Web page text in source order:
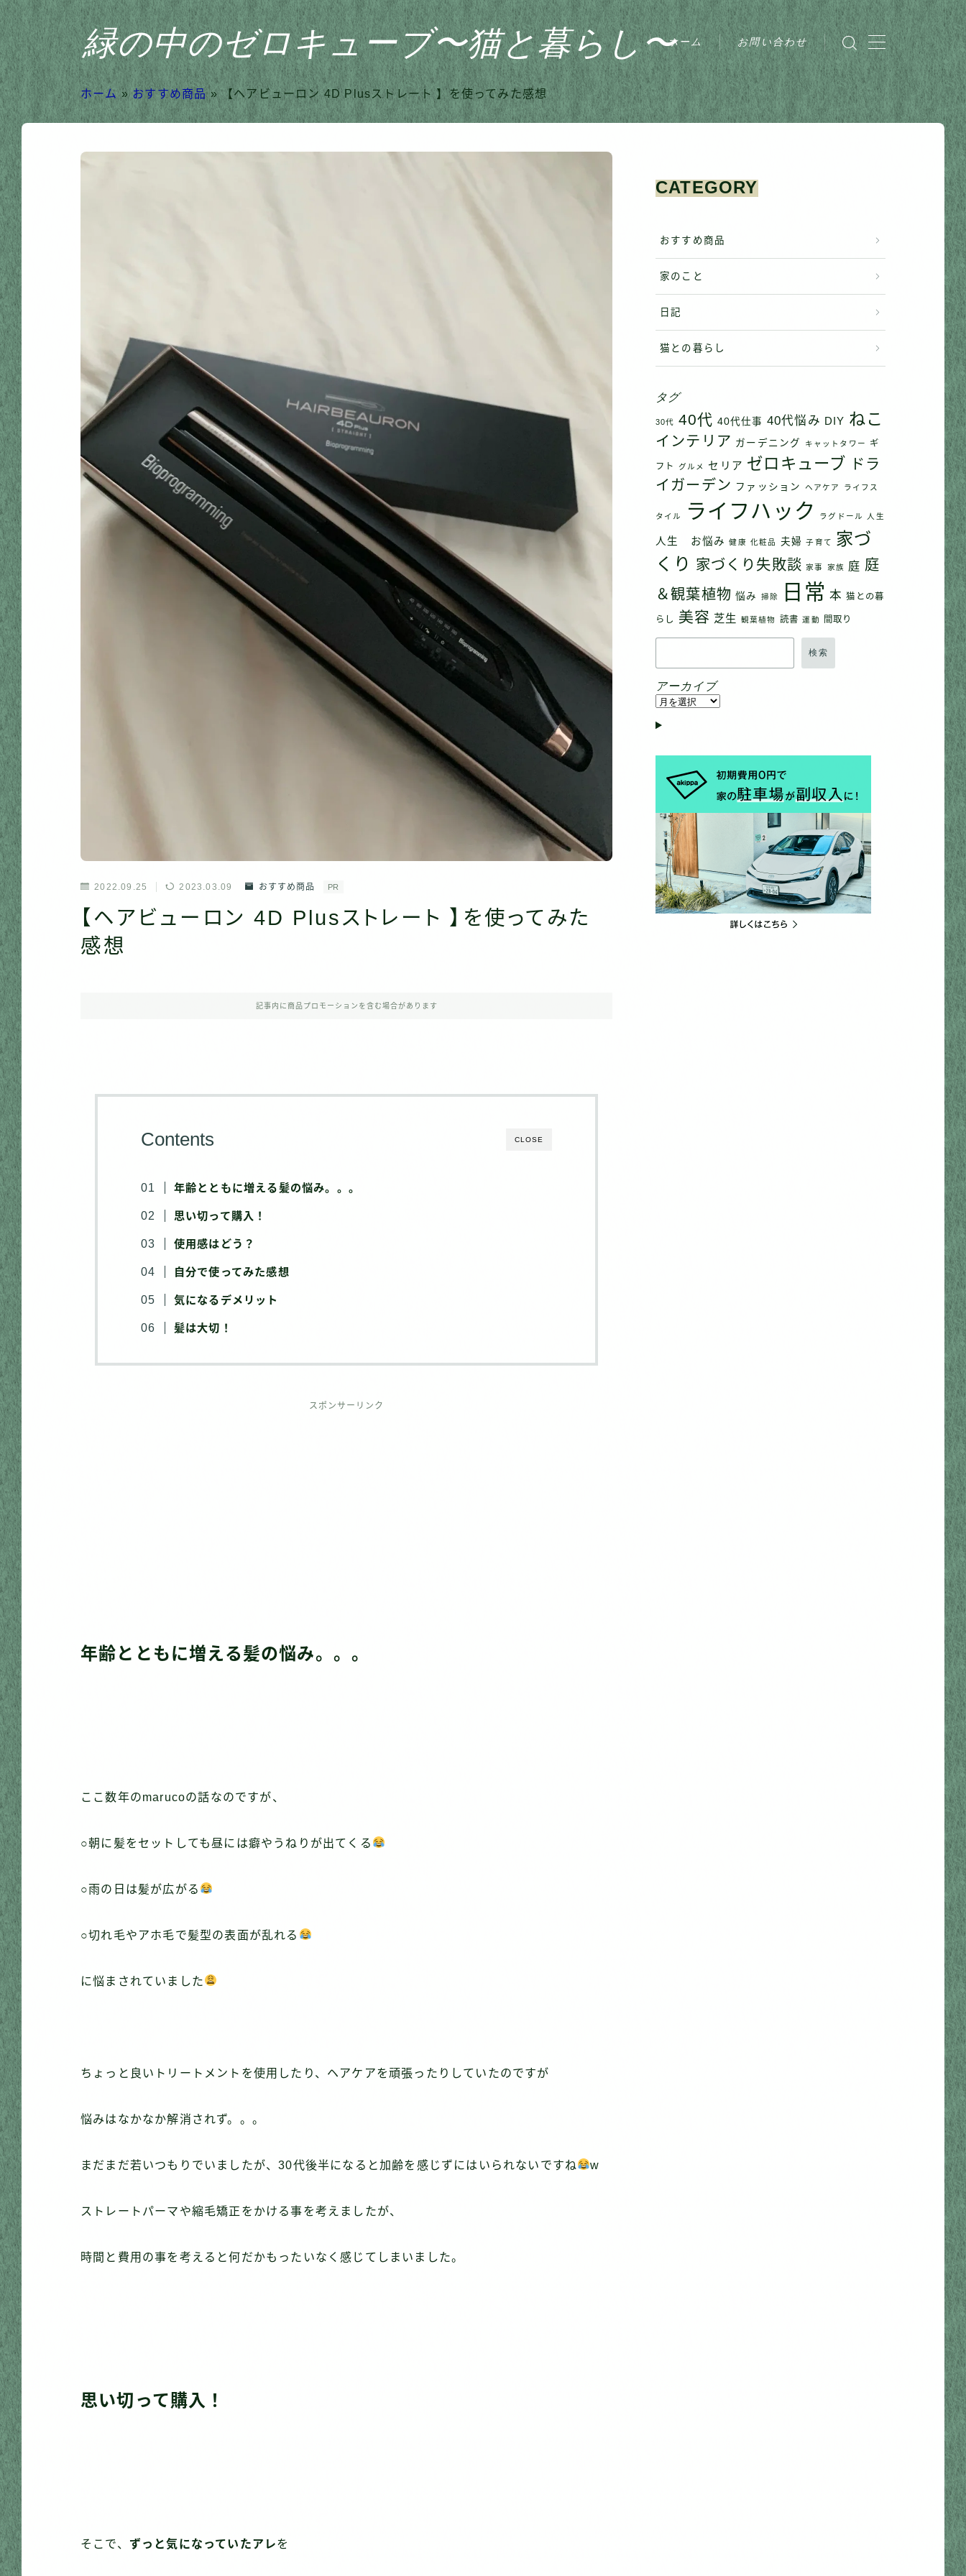
緑の中のゼロキューブ〜猫と暮らし〜ホーム お問い合わせ
ホーム » おすすめ商品 »【ヘアビューロン 4D Plusストレート 】を使ってみた感想
2022.09.25 2023.03.09 おすすめ商品 PR
【ヘアビューロン 4D Plusストレート 】を使ってみた
感想
記事内に商品プロモーションを含む場合があります
CLOSE
Contents
年齢とともに増える髪の悩み。。。
思い切って購入！
使用感はどう？
自分で使ってみた感想
気になるデメリット
髪は大切！
スポンサーリンク
年齢とともに増える髪の悩み。。。
ここ数年のmarucoの話なのですが、
○朝に髪をセットしても昼には癖やうねりが出てくる
○雨の日は髪が広がる
○切れ毛やアホ毛で髪型の表面が乱れる
に悩まされていました
ちょっと良いトリートメントを使用したり、ヘアケアを頑張ったりしていたのですが
悩みはなかなか解消されず。。。
まだまだ若いつもりでいましたが、30代後半になると加齢を感じずにはいられないですね w
ストレートパーマや縮毛矯正をかける事を考えましたが、
時間と費用の事を考えると何だかもったいなく感じてしまいました。
思い切って購入！
そこで、 ずっと気になっていたアレを
CATEGORY
おすすめ商品
家のこと
日記
猫との暮らし
タグ
30代 40代 40代仕事 40代悩み DIY ねこ
インテリア ガーデニング キャットタワー ギ
フト グルメ セリア ゼロキューブ
ドラ
イガーデン ファッション ヘアケア ライフス
タイル ライフハック ラグドール 人生
人生 お悩み 健康 化粧品 夫婦 子育て
家づ
くり 家づくり失敗談 家事 家族 庭 庭
＆観葉植物 悩み 掃除 日常 本 猫との暮
らし 美容 芝生 観葉植物 読書 運動 間取り
検索
アーカイブ
ア
ー
イ